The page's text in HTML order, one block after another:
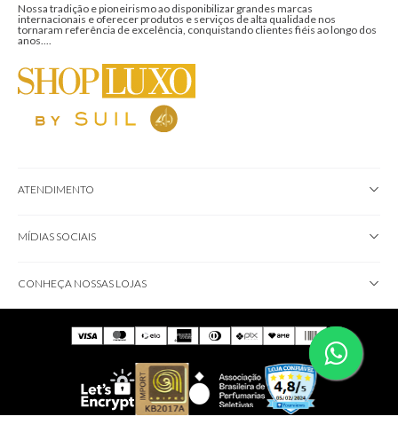
Nossa tradição e pioneirismo ao disponibilizar grandes marcas
internacionais e oferecer produtos e serviços de alta qualidade nos
tornaram referência de excelência, conquistando clientes fiéis ao longo dos
anos....
ATENDIMENTO
MÍDIAS SOCIAIS
CONHEÇA NOSSAS LOJAS